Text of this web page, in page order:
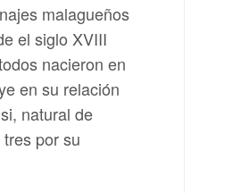
malagueños
el siglo XVIII
nacieron en
en su relación
natural de
por su